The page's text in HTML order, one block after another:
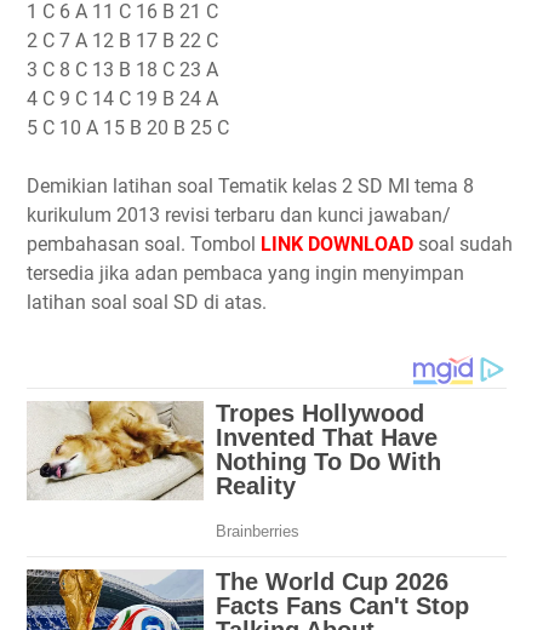
1 C 6 A 11 C 16 B 21 C
2 C 7 A 12 B 17 B 22 C
3 C 8 C 13 B 18 C 23 A
4 C 9 C 14 C 19 B 24 A
5 C 10 A 15 B 20 B 25 C
Demikian latihan soal Tematik kelas 2 SD MI tema 8
kurikulum 2013 revisi terbaru dan kunci jawaban/
pembahasan soal. Tombol LINK DOWNLOAD soal sudah
tersedia jika adan pembaca yang ingin menyimpan
latihan soal soal SD di atas.